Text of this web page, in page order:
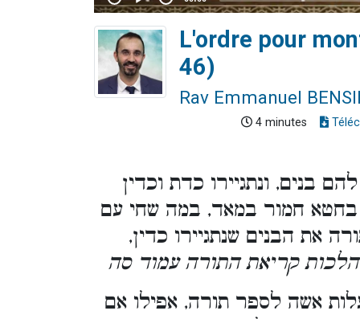
L'ordre pour
46)
Rav Emmanuel
4 minutes
בנים, ונתגיירו כדת וכדין
חמור במאד, במה שחי עם
את הבנים שנתגיירו כדין,
הלכות קריאת התורה עמוד סה
אשה לספר תורה, אפילו אם